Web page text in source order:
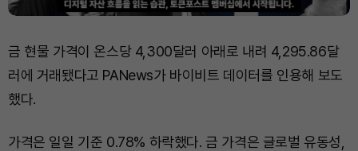
금 현물 가격이 온스당 4,300달러 아래로 내려 4,295.86달
러에 거래됐다고 PANews가 바이비트 데이터를 인용해 보도
했다.
가격은 일일 기준 0.78% 하락했다. 금 가격은 글로벌 유동성,